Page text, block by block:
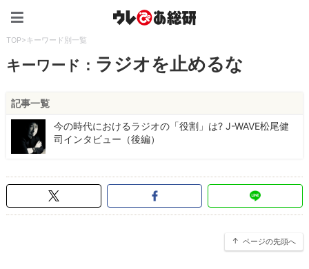
TOP>キーワード別一覧
キーワード： ラジオを止めるな
記事一覧
今の時代におけるラジオの「役割」は? J-WAVE松尾健
司インタビュー（後編）
ページの先頭へ